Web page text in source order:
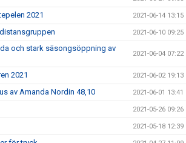
2021 2021-06-14 13:15
2021-06-10 09:25
och stark säsongsöppning av
2021-06-04 07:22
2021 2021-06-02 19:13
av Amanda Nordin 48,10 2021-06-01 13:41
2021-05-26 09:26
2021-05-18 12:39